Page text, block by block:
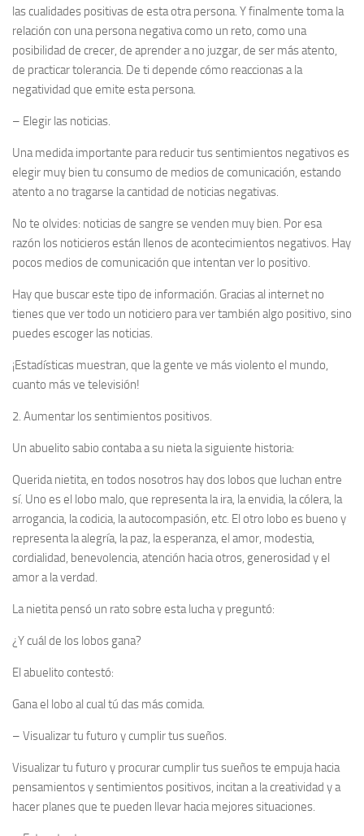
las cualidades positivas de esta otra persona. Y finalmente toma la
relación con una persona negativa como un reto, como una
posibilidad de crecer, de aprender a no juzgar, de ser más atento,
de practicar tolerancia. De ti depende cómo reaccionas a la
negatividad que emite esta persona.
– Elegir las noticias.
Una medida importante para reducir tus sentimientos negativos es
elegir muy bien tu consumo de medios de comunicación, estando
atento a no tragarse la cantidad de noticias negativas.
No te olvides: noticias de sangre se venden muy bien. Por esa
razón los noticieros están llenos de acontecimientos negativos. Hay
pocos medios de comunicación que intentan ver lo positivo.
Hay que buscar este tipo de información. Gracias al internet no
tienes que ver todo un noticiero para ver también algo positivo, sino
puedes escoger las noticias.
¡Estadísticas muestran, que la gente ve más violento el mundo,
cuanto más ve televisión!
2. Aumentar los sentimientos positivos.
Un abuelito sabio contaba a su nieta la siguiente historia:
Querida nietita, en todos nosotros hay dos lobos que luchan entre
sí. Uno es el lobo malo, que representa la ira, la envidia, la cólera, la
arrogancia, la codicia, la autocompasión, etc. El otro lobo es bueno y
representa la alegría, la paz, la esperanza, el amor, modestia,
cordialidad, benevolencia, atención hacia otros, generosidad y el
amor a la verdad.
La nietita pensó un rato sobre esta lucha y preguntó:
¿Y cuál de los lobos gana?
El abuelito contestó:
Gana el lobo al cual tú das más comida.
– Visualizar tu futuro y cumplir tus sueños.
Visualizar tu futuro y procurar cumplir tus sueños te empuja hacia
pensamientos y sentimientos positivos, incitan a la creatividad y a
hacer planes que te pueden llevar hacia mejores situaciones.